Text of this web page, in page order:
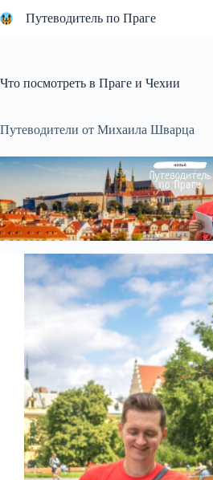
к
Путеводитель по Праге
Что посмотреть в Праге и Чехии
Путеводители от Михаила Шварца